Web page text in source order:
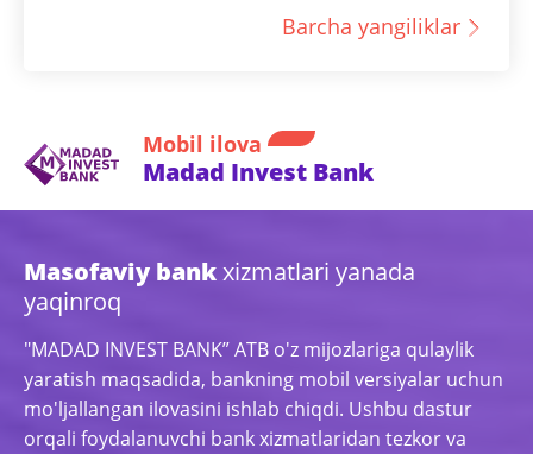
Barcha yangiliklar
Mobil ilova
Madad Invest Bank
Masofaviy bankxizmatlari yanada
yaqinroq
"MADAD INVEST BANK” ATB o'z mijozlariga qulaylik
yaratish maqsadida, bankning mobil versiyalar uchun
mo'ljallangan ilovasini ishlab chiqdi. Ushbu dastur
orqali foydalanuvchi bank xizmatlaridan tezkor va